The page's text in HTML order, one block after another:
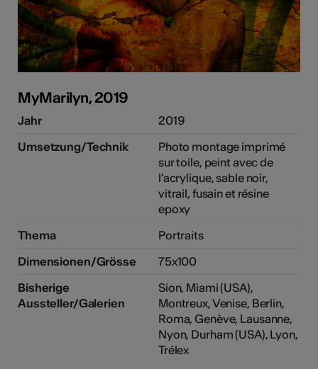
MyMarilyn, 2019
Jahr
2019
Umsetzung/Technik
Photo montage imprimé
sur toile, peint avec de
l’acrylique, sable noir,
vitrail, fusain et résine
epoxy
Thema
Portraits
Dimensionen/Grösse
75x100
Bisherige
Aussteller/Galerien
Sion, Miami (USA),
Montreux, Venise, Berlin,
Roma, Genève, Lausanne,
Nyon, Durham (USA), Lyon,
Trélex